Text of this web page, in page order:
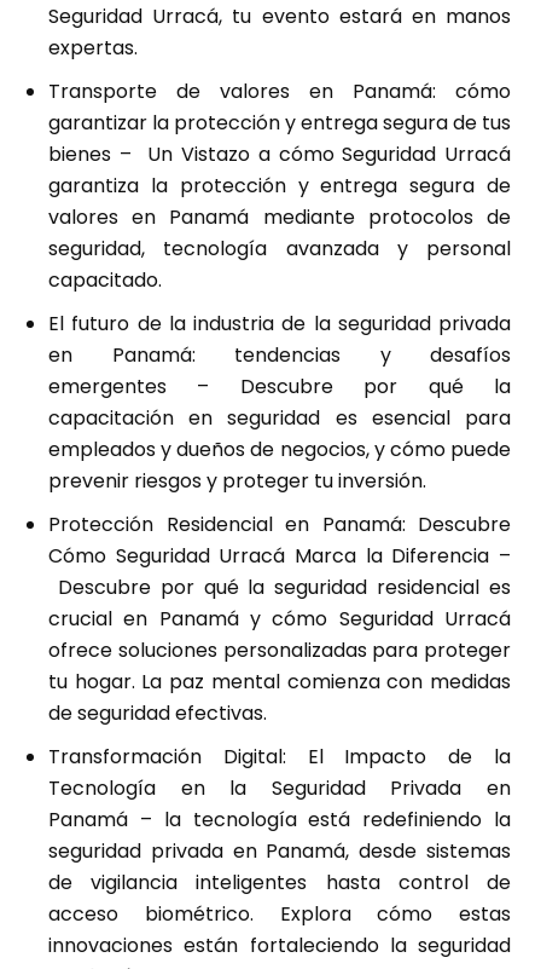
Seguridad Urracá, tu evento estará en manos
expertas.
Transporte de valores en Panamá: cómo
garantizar la protección y entrega segura de tus
bienes – Un Vistazo a cómo Seguridad Urracá
garantiza la protección y entrega segura de
valores en Panamá mediante protocolos de
seguridad, tecnología avanzada y personal
capacitado.
El futuro de la industria de la seguridad privada
en Panamá: tendencias y desafíos
emergentes – Descubre por qué la
capacitación en seguridad es esencial para
empleados y dueños de negocios, y cómo puede
prevenir riesgos y proteger tu inversión.
Protección Residencial en Panamá: Descubre
Cómo Seguridad Urracá Marca la Diferencia –
Descubre por qué la seguridad residencial es
crucial en Panamá y cómo Seguridad Urracá
ofrece soluciones personalizadas para proteger
tu hogar. La paz mental comienza con medidas
de seguridad efectivas.
Transformación Digital: El Impacto de la
Tecnología en la Seguridad Privada en
Panamá – la tecnología está redefiniendo la
seguridad privada en Panamá, desde sistemas
de vigilancia inteligentes hasta control de
acceso biométrico. Explora cómo estas
innovaciones están fortaleciendo la seguridad